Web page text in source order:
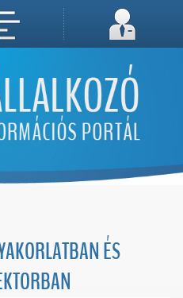
számítógépén. A sütik a weboldal megfelelő működéséhez
Megértettem, folytatás...
ÉS